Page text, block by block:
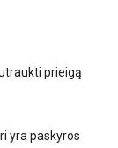
prieigą
yra paskyros